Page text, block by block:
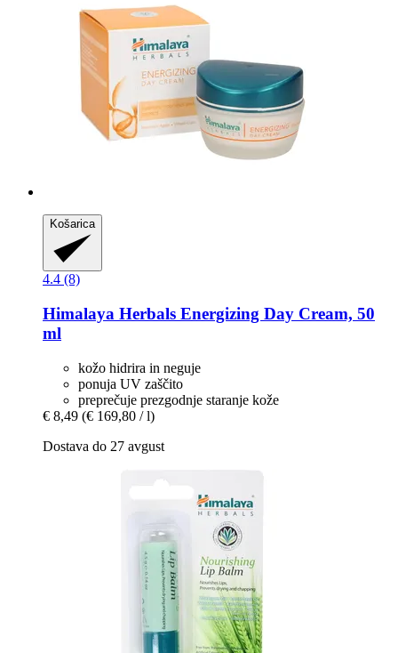
Košarica
4.4 (8)
Himalaya Herbals Energizing Day Cream, 50
ml
kožo hidrira in neguje
ponuja UV zaščito
preprečuje prezgodnje staranje kože
€ 8,49 (€ 169,80 / l)
Dostava do 27 avgust